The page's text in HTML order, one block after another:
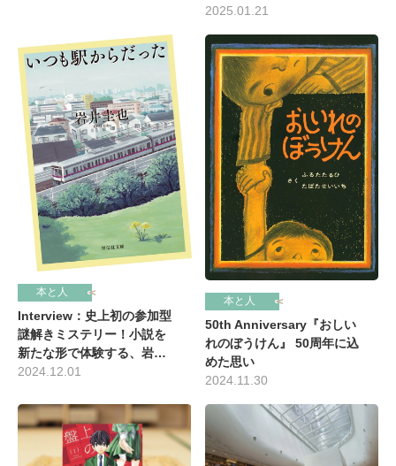
2025.01.21
本と人
Interview：史上初の参加型
謎解きミステリー！小説を
新たな形で体験する、岩…
2024.12.01
本と人
50th Anniversary『おしい
れのぼうけん』 50周年に込
めた思い
2024.11.30